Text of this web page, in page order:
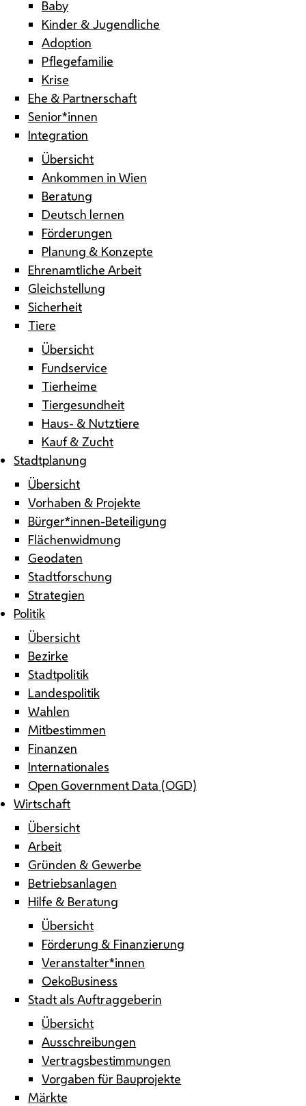
Baby
Kinder & Jugendliche
Adoption
Pflegefamilie
Krise
Ehe & Partnerschaft
Senior*innen
Integration
Übersicht
Ankommen in Wien
Beratung
Deutsch lernen
Förderungen
Planung & Konzepte
Ehrenamtliche Arbeit
Gleichstellung
Sicherheit
Tiere
Übersicht
Fundservice
Tierheime
Tiergesundheit
Haus- & Nutztiere
Kauf & Zucht
Stadtplanung
Übersicht
Vorhaben & Projekte
Bürger*innen-Beteiligung
Flächenwidmung
Geodaten
Stadtforschung
Strategien
Politik
Übersicht
Bezirke
Stadtpolitik
Landespolitik
Wahlen
Mitbestimmen
Finanzen
Internationales
Open Government Data (OGD)
Wirtschaft
Übersicht
Arbeit
Gründen & Gewerbe
Betriebsanlagen
Hilfe & Beratung
Übersicht
Förderung & Finanzierung
Veranstalter*innen
OekoBusiness
Stadt als Auftraggeberin
Übersicht
Ausschreibungen
Vertragsbestimmungen
Vorgaben für Bauprojekte
Märkte